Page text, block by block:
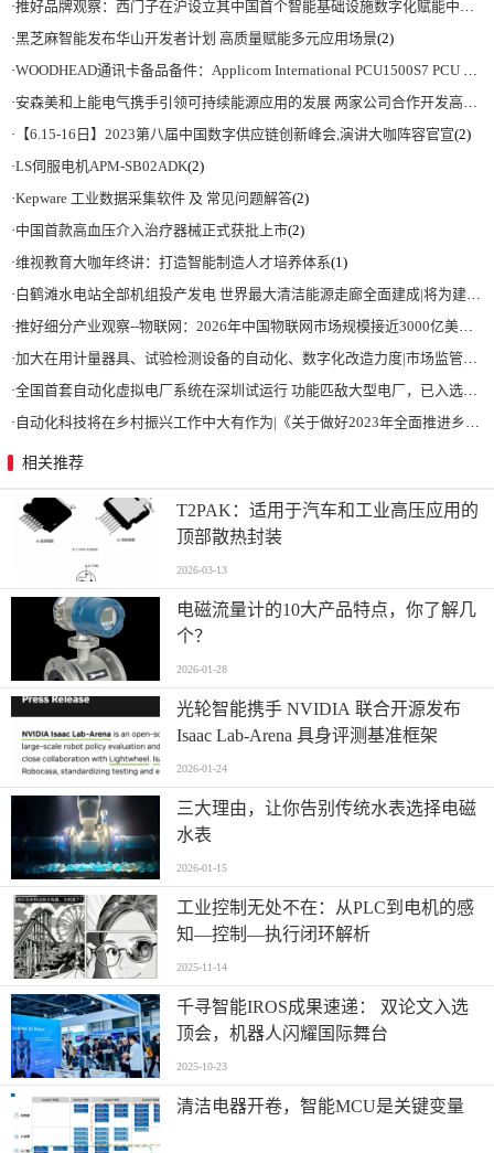
·推好品牌观察：西门子在沪设立其中国首个智能基础设施数字化赋能中心
·黑芝麻智能发布华山开发者计划 高质量赋能多元应用场景(2)
·WOODHEAD通讯卡备品备件：Applicom International PCU1500S7 PCU 1500 S7 V4.5.0
·安森美和上能电气携手引领可持续能源应用的发展 两家公司合作开发高性能储能和太阳能组串式逆变器方案 以实现可持续的未来
· 【6.15-16日】2023第八届中国数字供应链创新峰会,演讲大咖阵容官宣(2)
·LS伺服电机APM-SB02ADK(2)
·Kepware 工业数据采集软件 及 常见问题解答(2)
·中国首款高血压介入治疗器械正式获批上市(2)
·维视教育大咖年终讲：打造智能制造人才培养体系(1)
·白鹤滩水电站全部机组投产发电 世界最大清洁能源走廊全面建成|将为建设新型能源体系、保障国家能源安全、实现“双碳”目标提供有力支撑
·推好细分产业观察--物联网：2026年中国物联网市场规模接近3000亿美元 智慧工厂、智慧城市、智慧电网等将占60%以上
·加大在用计量器具、试验检测设备的自动化、数字化改造力度|市场监管总局 工业和信息化部 关于促进企业计量能力提升的指导意见
·全国首套自动化虚拟电厂系统在深圳试运行 功能匹敌大型电厂，已入选国际典型案例
· 自动化科技将在乡村振兴工作中大有作为|《关于做好2023年全面推进乡村振兴重点工作的意见》发布
相关推荐
T2PAK：适用于汽车和工业高压应用的
顶部散热封装
2026-03-13
电磁流量计的10大产品特点，你了解几
个？
2026-01-28
光轮智能携手 NVIDIA 联合开源发布
Isaac Lab-Arena 具身评测基准框架
2026-01-24
三大理由，让你告别传统水表选择电磁
水表
2026-01-15
工业控制无处不在：从PLC到电机的感
知—控制—执行闭环解析
2025-11-14
千寻智能IROS成果速递： 双论文入选
顶会，机器人闪耀国际舞台
2025-10-23
清洁电器开卷，智能MCU是关键变量